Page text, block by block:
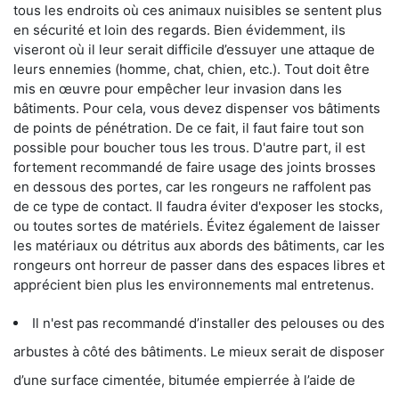
tous les endroits où ces animaux nuisibles se sentent plus
en sécurité et loin des regards. Bien évidemment, ils
viseront où il leur serait difficile d’essuyer une attaque de
leurs ennemies (homme, chat, chien, etc.). Tout doit être
mis en œuvre pour empêcher leur invasion dans les
bâtiments. Pour cela, vous devez dispenser vos bâtiments
de points de pénétration. De ce fait, il faut faire tout son
possible pour boucher tous les trous. D'autre part, il est
fortement recommandé de faire usage des joints brosses
en dessous des portes, car les rongeurs ne raffolent pas
de ce type de contact. Il faudra éviter d'exposer les stocks,
ou toutes sortes de matériels. Évitez également de laisser
les matériaux ou détritus aux abords des bâtiments, car les
rongeurs ont horreur de passer dans des espaces libres et
apprécient bien plus les environnements mal entretenus.
Il n'est pas recommandé d’installer des pelouses ou des
arbustes à côté des bâtiments. Le mieux serait de disposer
d’une surface cimentée, bitumée empierrée à l’aide de